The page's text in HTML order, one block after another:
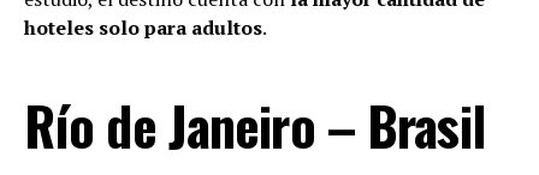
hoteles solo para adultos.
Río de Janeiro – Brasil